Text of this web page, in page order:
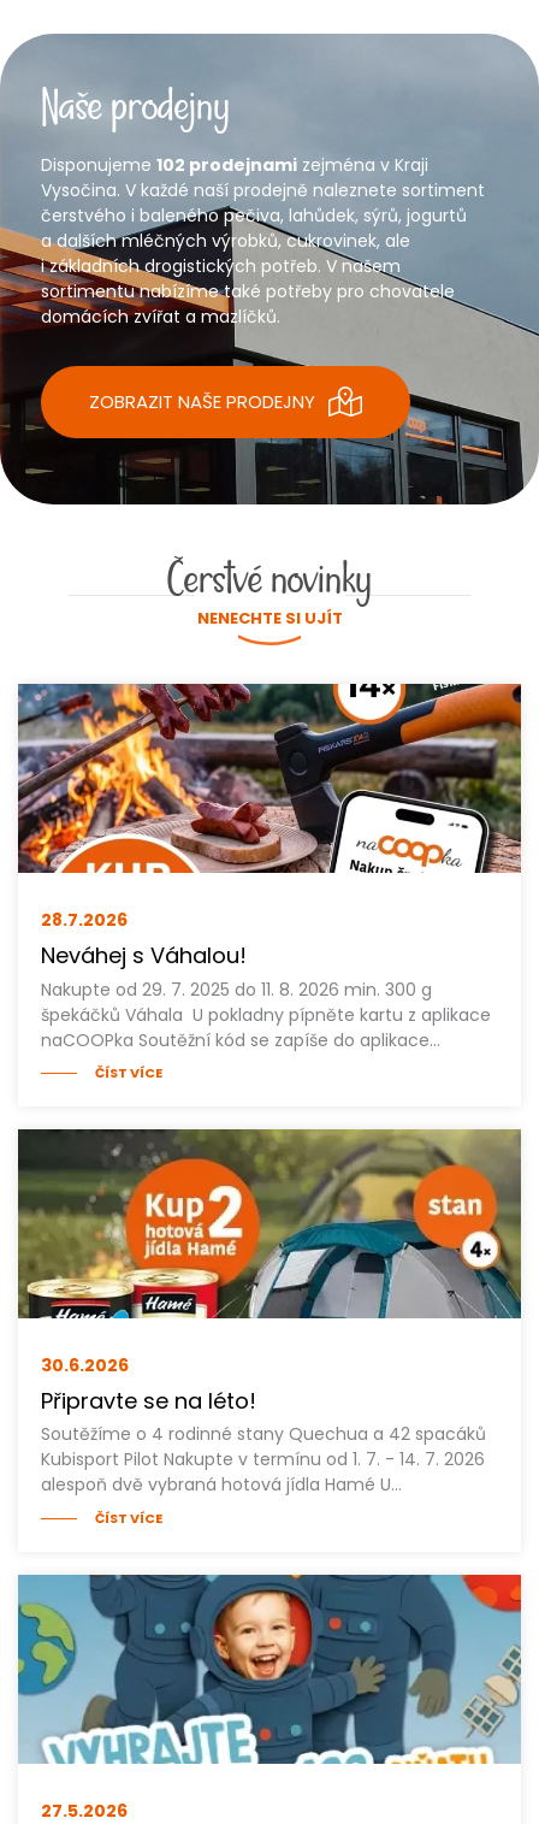
Naše prodejny
Disponujeme102 prodejnami zejména v Kraji
Vysočina. V každé naší prodejně naleznete sortiment
čerstvého i baleného pečiva, lahůdek, sýrů, jogurtů
a dalších mléčných výrobků, cukrovinek, ale
i základních drogistických potřeb. V našem
sortimentu nabízíme také potřeby pro chovatele
domácích zvířat a mazlíčků.
ZOBRAZIT NAŠE PRODEJNY
Čerstvé novinky
NENECHTE SI UJÍT
28.7.2026
Neváhej s Váhalou!
Nakupte od 29. 7. 2025 do 11. 8. 2026 min. 300 g
špekáčků Váhala U pokladny pípněte kartu z aplikace
naCOOPka Soutěžní kód se zapíše do aplikace…
ČÍST VÍCE
30.6.2026
Připravte se na léto!
Soutěžíme o 4 rodinné stany Quechua a 42 spacáků
Kubisport Pilot Nakupte v termínu od 1. 7. - 14. 7. 2026
alespoň dvě vybraná hotová jídla Hamé U…
ČÍST VÍCE
27.5.2026